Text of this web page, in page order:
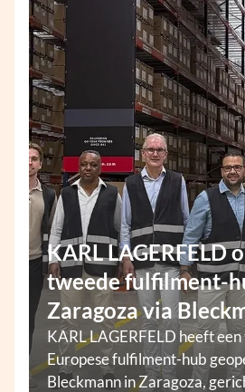
KARL LAGERFELD
tweede fulfilment-
Zaragoza via
KARL LAGERFELD heeft
Europese fulfilment-hub
Bleckmann in Zaragoza,